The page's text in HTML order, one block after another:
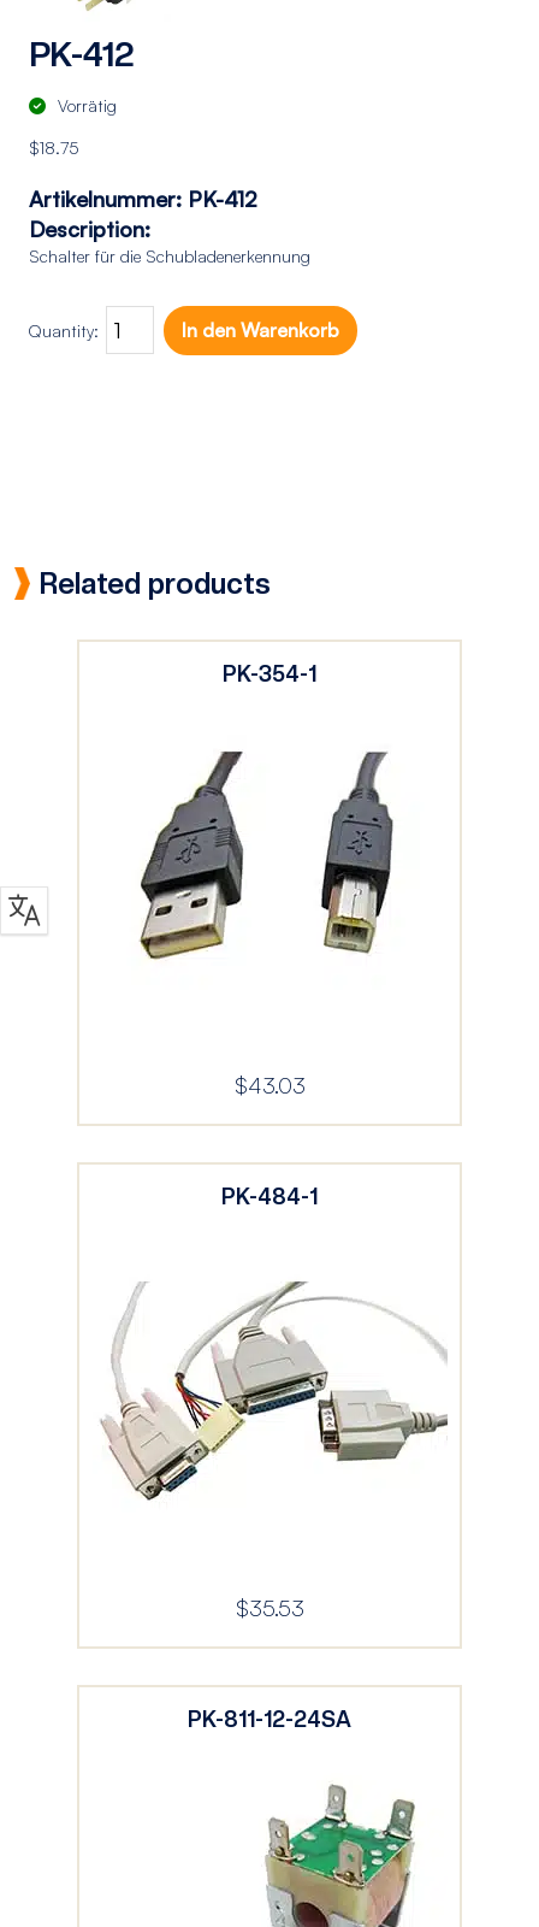
PK-412
Vorrätig
$18.75
Artikelnummer: PK-412
Description:
Schalter für die Schubladenerkennung
Quantity: In den Warenkorb
Related products
PK-354-1
$43.03
PK-484-1
$35.53
PK-811-12-24SA